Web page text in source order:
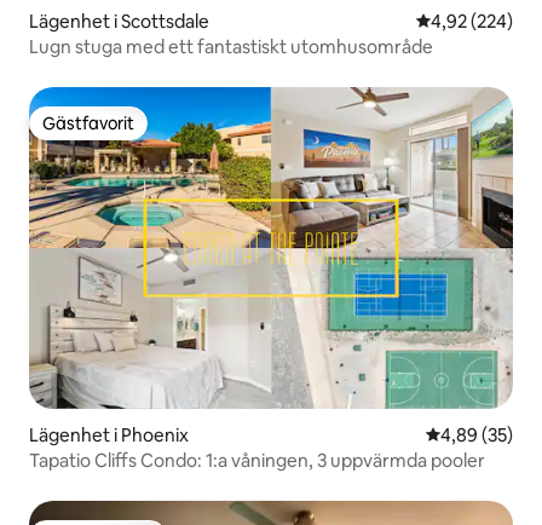
Lägenhet i Scottsdale 4,92 av 5 i
4,92 (224)
Lugn stuga med ett fantastiskt utomhusområde
Gästfavorit
Gästfavorit
Lägenhet i Phoenix 4,89 av 5 i
4,89 (35)
Tapatio Cliffs Condo: 1:a våningen, 3 uppvärmda pooler